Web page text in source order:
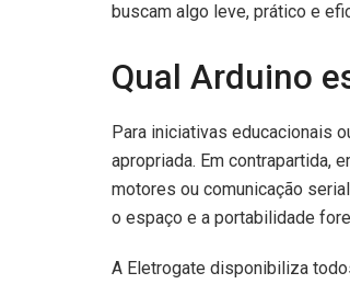
buscam algo leve, prático e
Qual Arduino
Para iniciativas educacionais
apropriada. Em contrapartida,
motores ou comunicação
o espaço e a portabilidade
A Eletrogate disponibiliza